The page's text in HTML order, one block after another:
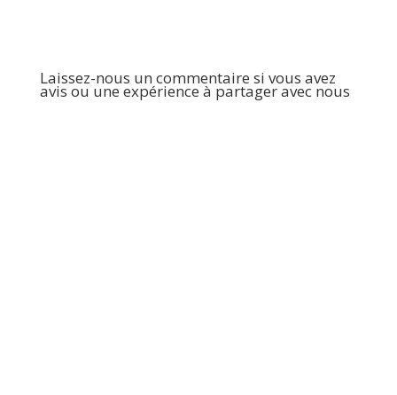
Laissez-nous un commentaire si vous avez
avis ou une expérience à partager avec nous